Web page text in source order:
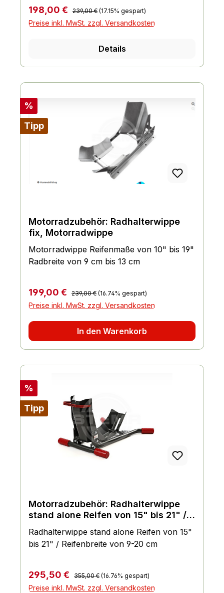
Verkaufspreis:
198,00 € Regulärer Preis:
239,00 € (17.15% gespart)
Preise inkl. MwSt. zzgl. Versandkosten
Details
Rabatt
%
Tipp
Motorradzubehör: Radhalterwippe
fix, Motorradwippe
Motorradwippe Reifenmaße von 10" bis 19"
Radbreite von 9 cm bis 13 cm
Verkaufspreis:
199,00 € Regulärer Preis:
239,00 € (16.74% gespart)
Preise inkl. MwSt. zzgl. Versandkosten
In den Warenkorb
Rabatt
%
Tipp
Motorradzubehör: Radhalterwippe
stand alone Reifen von 15" bis 21" /
Radhalterwippe stand alone Reifen von 15"
bis 21" / Reifenbreite von 9-20 cm
Verkaufspreis:
295,50 € Regulärer Preis:
355,00 € (16.76% gespart)
Preise inkl. MwSt. zzgl. Versandkosten